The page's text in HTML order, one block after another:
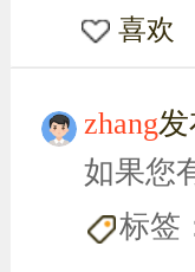
喜欢
zhang
如果您
标签